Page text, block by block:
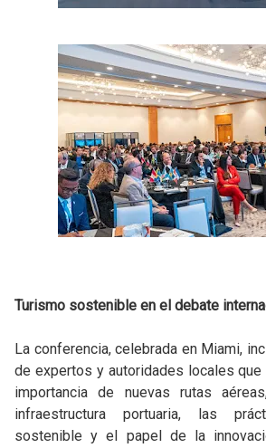
Turismo sostenible en el debate
La conferencia, celebrada en Miami,
de expertos y autoridades locales
importancia de nuevas rutas
infraestructura portuaria, las
sostenible y el papel de la